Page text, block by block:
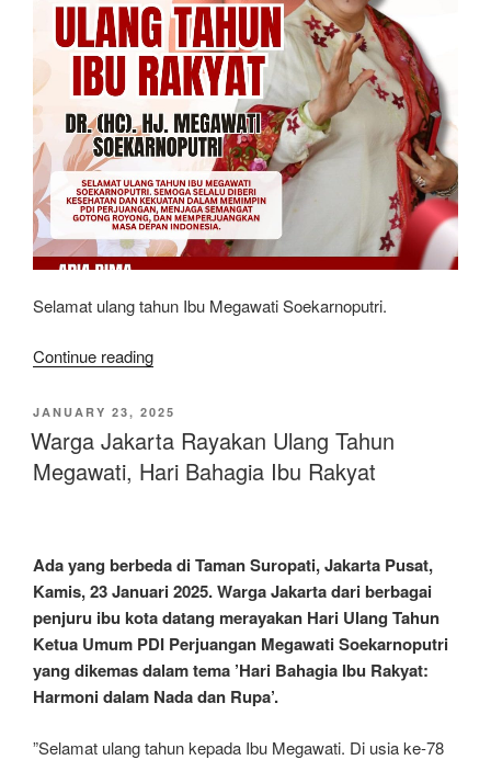
Selamat ulang tahun Ibu Megawati Soekarnoputri.
Continue reading“Selamat
Tahun
Bu
Mega”
POSTED
ON
JANUARY 23, 2025
Warga Jakarta Rayakan Ulang Tahun
Megawati, Hari Bahagia Ibu Rakyat
Ada yang berbeda di Taman Suropati, Jakarta Pusat,
Kamis, 23 Januari 2025. Warga Jakarta dari berbagai
penjuru ibu kota datang merayakan Hari Ulang Tahun
Ketua Umum PDI Perjuangan Megawati Soekarnoputri
yang dikemas dalam tema ’Hari Bahagia Ibu Rakyat:
Harmoni dalam Nada dan Rupa’.
”Selamat ulang tahun kepada Ibu Megawati. Di usia ke-78